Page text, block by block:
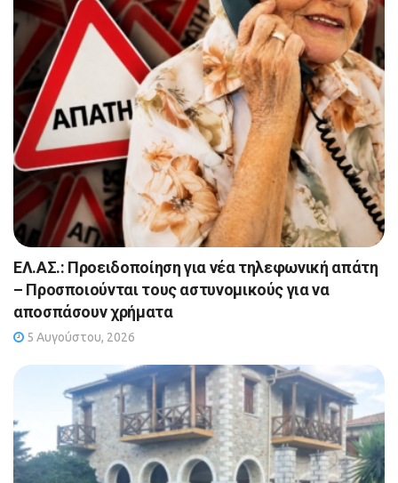
ΕΛ.ΑΣ.: Προειδοποίηση για νέα τηλεφωνική απάτη
– Προσποιούνται τους αστυνομικούς για να
αποσπάσουν χρήματα
5 Αυγούστου, 2026